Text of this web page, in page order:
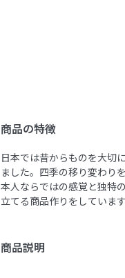
商品の特徴
日本では昔からものを大切
ました。四季の移り変わり
本人ならではの感覚と独特
立てる商品作りをしています
商品説明